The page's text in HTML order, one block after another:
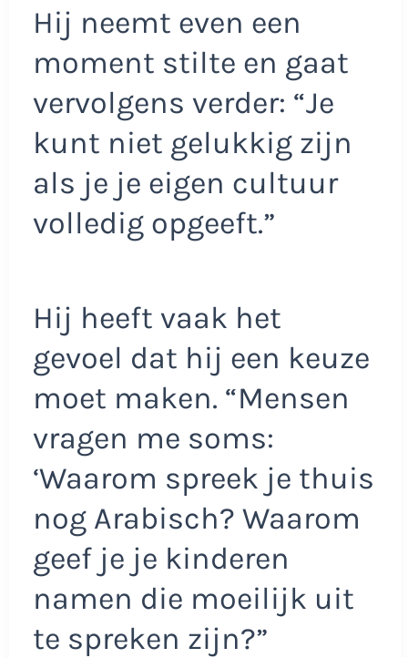
Hij neemt even een
moment stilte en gaat
vervolgens verder: “Je
kunt niet gelukkig zijn
als je je eigen cultuur
volledig opgeeft.”
Hij heeft vaak het
gevoel dat hij een keuze
moet maken. “Mensen
vragen me soms:
‘Waarom spreek je thuis
nog Arabisch? Waarom
geef je je kinderen
namen die moeilijk uit
te spreken zijn?”